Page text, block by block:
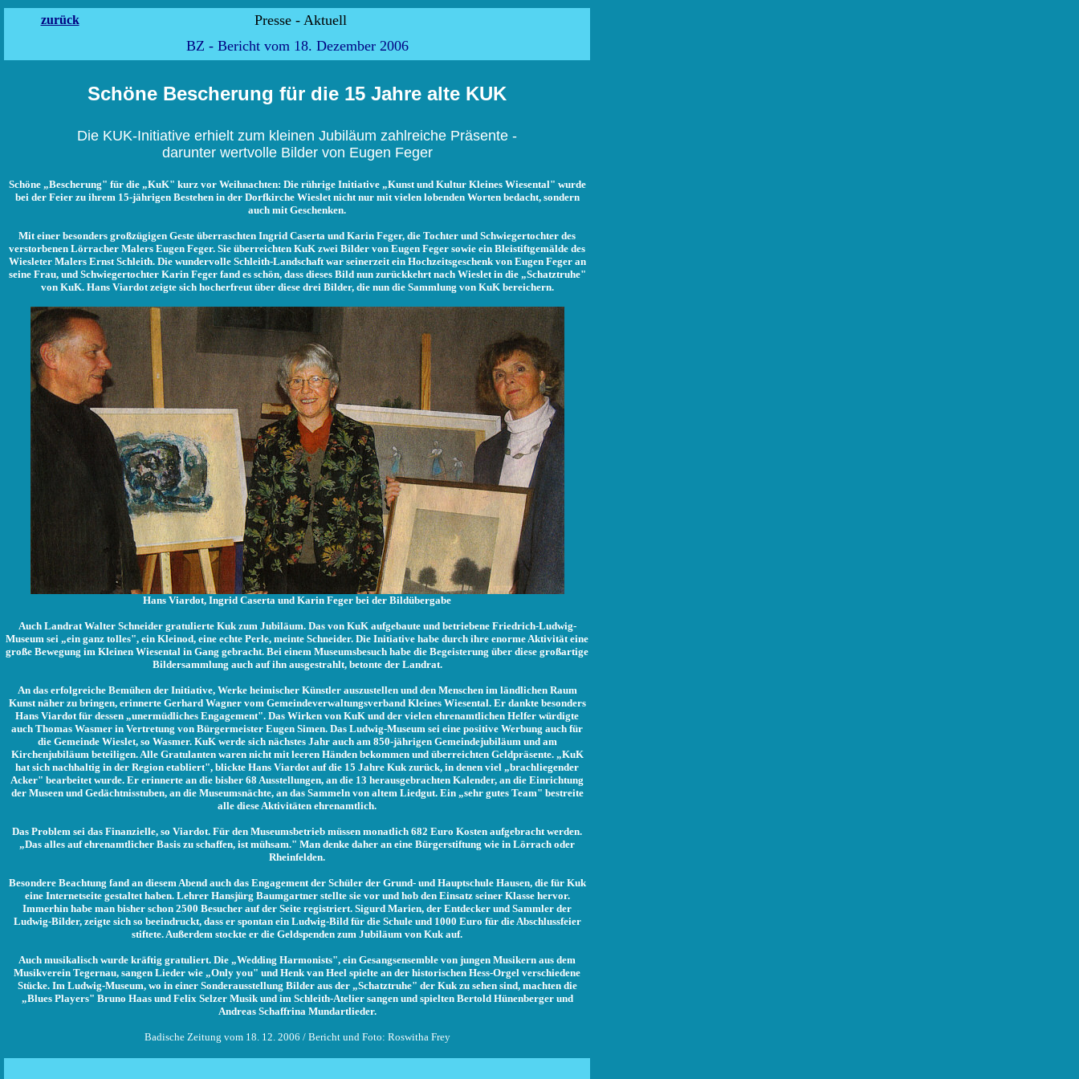
zurück
Presse - Aktuell
BZ - Bericht vom 18. Dezember 2006
Schöne Bescherung für die 15 Jahre alte KUK
Die KUK-Initiative erhielt zum kleinen Jubiläum zahlreiche Präsente -
darunter wertvolle Bilder von Eugen Feger
Schöne „Bescherung" für die „KuK" kurz vor Weihnachten: Die rührige Initiative „Kunst und Kultur Kleines Wiesental" wurde
bei der Feier zu ihrem 15-jährigen Bestehen in der Dorfkirche Wieslet nicht nur mit vielen lobenden Worten bedacht, sondern
auch mit Geschenken.
Mit einer besonders großzügigen Geste überraschten Ingrid Caserta und Karin Feger, die Tochter und Schwiegertochter des
verstorbenen Lörracher Malers Eugen Feger. Sie überreichten KuK zwei Bilder von Eugen Feger sowie ein Bleistiftgemälde des
Wiesleter Malers Ernst Schleith. Die wundervolle Schleith-Landschaft war seinerzeit ein Hochzeitsgeschenk von Eugen Feger an
seine Frau, und Schwiegertochter Karin Feger fand es schön, dass dieses Bild nun zurückkehrt nach Wieslet in die „Schatztruhe"
von KuK. Hans Viardot zeigte sich hocherfreut über diese drei Bilder, die nun die Sammlung von KuK bereichern.
Hans Viardot, Ingrid Caserta und Karin Feger bei der Bildübergabe
Auch Landrat Walter Schneider gratulierte Kuk zum Jubiläum. Das von KuK aufgebaute und betriebene Friedrich-Ludwig-
Museum sei „ein ganz tolles", ein Kleinod, eine echte Perle, meinte Schneider. Die Initiative habe durch ihre enorme Aktivität eine
große Bewegung im Kleinen Wiesental in Gang gebracht. Bei einem Museumsbesuch habe die Begeisterung über diese großartige
Bildersammlung auch auf ihn ausgestrahlt, betonte der Landrat.
An das erfolgreiche Bemühen der Initiative, Werke heimischer Künstler auszustellen und den Menschen im ländlichen Raum
Kunst näher zu bringen, erinnerte Gerhard Wagner vom Gemeindeverwaltungsverband Kleines Wiesental. Er dankte besonders
Hans Viardot für dessen „unermüdliches Engagement". Das Wirken von KuK und der vielen ehrenamtlichen Helfer würdigte
auch Thomas Wasmer in Vertretung von Bürgermeister Eugen Simen. Das Ludwig-Museum sei eine positive Werbung auch für
die Gemeinde Wieslet, so Wasmer. KuK werde sich nächstes Jahr auch am 850-jährigen Gemeindejubiläum und am
Kirchenjubiläum beteiligen. Alle Gratulanten waren nicht mit leeren Händen bekommen und überreichten Geldpräsente. „KuK
hat sich nachhaltig in der Region etabliert", blickte Hans Viardot auf die 15 Jahre Kuk zurück, in denen viel „brachliegender
Acker" bearbeitet wurde. Er erinnerte an die bisher 68 Ausstellungen, an die 13 herausgebrachten Kalender, an die Einrichtung
der Museen und Gedächtnisstuben, an die Museumsnächte, an das Sammeln von altem Liedgut. Ein „sehr gutes Team" bestreite
alle diese Aktivitäten ehrenamtlich.
Das Problem sei das Finanzielle, so Viardot. Für den Museumsbetrieb müssen monatlich 682 Euro Kosten aufgebracht werden.
„Das alles auf ehrenamtlicher Basis zu schaffen, ist mühsam." Man denke daher an eine Bürgerstiftung wie in Lörrach oder
Rheinfelden.
Besondere Beachtung fand an diesem Abend auch das Engagement der Schüler der Grund- und Hauptschule Hausen, die für Kuk
eine Internetseite gestaltet haben. Lehrer Hansjürg Baumgartner stellte sie vor und hob den Einsatz seiner Klasse hervor.
Immerhin habe man bisher schon 2500 Besucher auf der Seite registriert. Sigurd Marien, der Entdecker und Sammler der
Ludwig-Bilder, zeigte sich so beeindruckt, dass er spontan ein Ludwig-Bild für die Schule und 1000 Euro für die Abschlussfeier
stiftete. Außerdem stockte er die Geldspenden zum Jubiläum von Kuk auf.
Auch musikalisch wurde kräftig gratuliert. Die „Wedding Harmonists", ein Gesangsensemble von jungen Musikern aus dem
Musikverein Tegernau, sangen Lieder wie „Only you" und Henk van Heel spielte an der historischen Hess-Orgel verschiedene
Stücke. Im Ludwig-Museum, wo in einer Sonderausstellung Bilder aus der „Schatztruhe" der Kuk zu sehen sind, machten die
„Blues Players" Bruno Haas und Felix Selzer Musik und im Schleith-Atelier sangen und spielten Bertold Hünenberger und
Andreas Schaffrina Mundartlieder.
Badische Zeitung vom 18. 12. 2006 / Bericht und Foto: Roswitha Frey